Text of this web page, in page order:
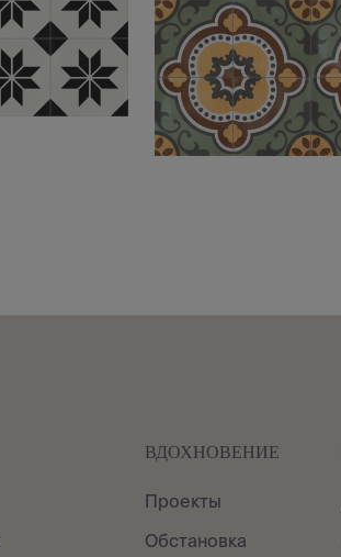
ВДОХНОВЕНИЕ
Проекты
Обстановка